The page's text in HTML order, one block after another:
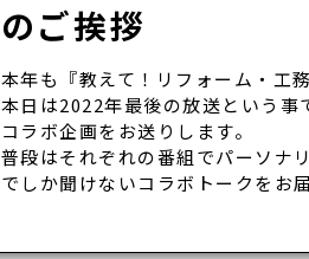
のご挨拶
本年も『教えて！リフォーム・工
本日は2022年最後の放送という
コラボ企画をお送りします。
普段はそれぞれの番組でパーソナ
でしか聞けないコラボトークをお